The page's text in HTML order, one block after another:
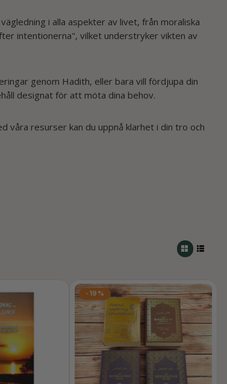
i alla aspekter av livet, från moraliska
intentionerna", vilket understryker vikten av
genom Hadith, eller bara vill fördjupa din
designat för att möta dina behov.
våra resurser kan du uppnå klarhet i din tro och
-19%